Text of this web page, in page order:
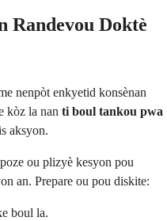
Randevou Doktè
nenpòt enkyetid konsènan
kòz la nan ti boul tankou pwa
aksyon.
ou plizyè kesyon pou
an. Prepare ou pou diskite:
boul la.